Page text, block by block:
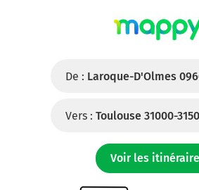
De : Laroque-D'Olmes
Vers : Toulouse 31000-
Voir les